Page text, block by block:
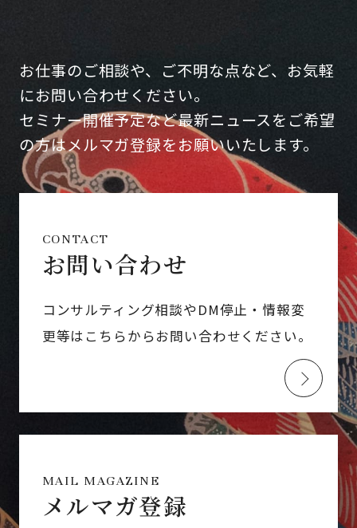
お仕事のご相談や、ご不明な点など、お気軽
にお問い合わせください。
セミナー開催予定など最新ニュースをご希望
の方はメルマガ登録をお願いいたします。
CONTACT
お問い合わせ
コンサルティング相談やDM停止・情報変
更等はこちらからお問い合わせください。
MAIL MAGAZINE
メルマガ登録